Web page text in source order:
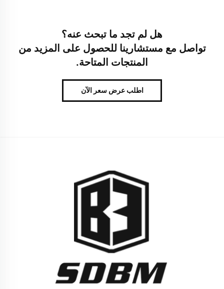
هل لم تجد ما تبحث عنه؟
تواصل مع مستشارينا للحصول على المزيد من
المنتجات المتاحة.
اطلب عرض سعر الآن